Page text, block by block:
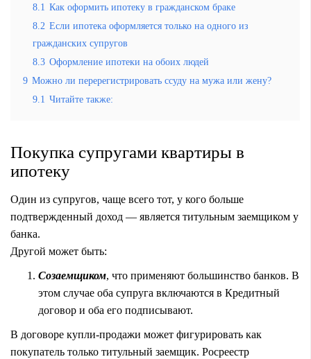
8.1 Как оформить ипотеку в гражданском браке
8.2 Если ипотека оформляется только на одного из
гражданских супругов
8.3 Оформление ипотеки на обоих людей
9 Можно ли перерегистрировать ссуду на мужа или жену?
9.1 Читайте также:
Покупка супругами квартиры в
ипотеку
Один из супругов, чаще всего тот, у кого больше
подтвержденный доход — является титульным заемщиком у
банка.
Другой может быть:
Созаемщиком, что применяют большинство банков. В
этом случае оба супруга включаются в Кредитный
договор и оба его подписывают.
В договоре купли-продажи может фигурировать как
покупатель только титульный заемщик. Росреестр